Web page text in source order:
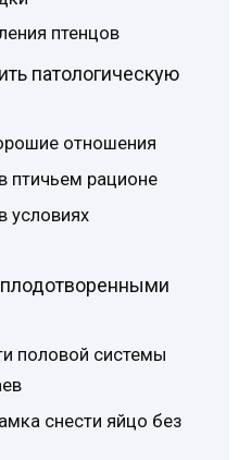
птенцов
патологическую
отношения
птичьем рационе
условиях
половой системы
снести яйцо без